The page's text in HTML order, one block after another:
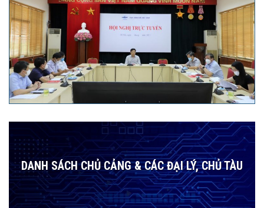
DANH SÁCH CHỦ CẢNG & CÁC ĐẠI LÝ, CHỦ TÀU